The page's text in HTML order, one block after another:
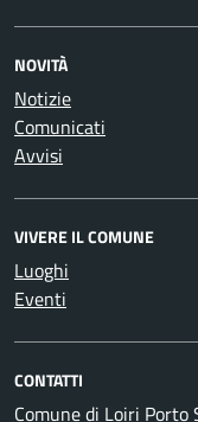
NOVITÀ
Notizie
Comunicati
Avvisi
VIVERE IL COMUNE
Luoghi
Eventi
CONTATTI
Comune di Loiri Porto